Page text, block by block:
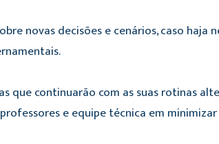
novas decisões e cenários, caso haja
que continuarão com as suas rotinas
e equipe técnica em